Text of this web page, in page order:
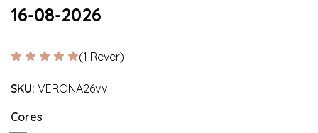
16-08-2026
(1 Rever)
SKU: VERONA26vv
Cores